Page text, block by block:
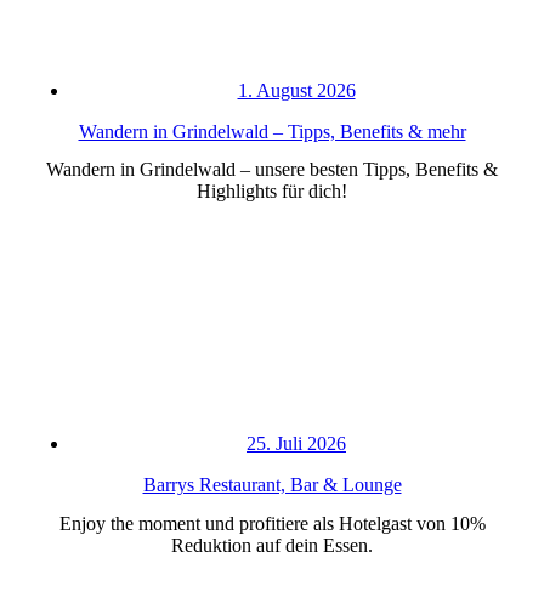
1. August 2026
Wandern in Grindelwald – Tipps, Benefits & mehr
Wandern in Grindelwald – unsere besten Tipps, Benefits &
Highlights für dich!
25. Juli 2026
Barrys Restaurant, Bar & Lounge
Enjoy the moment und profitiere als Hotelgast von 10%
Reduktion auf dein Essen.